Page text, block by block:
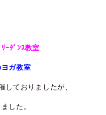
ｰﾀﾞﾝｽ教室
ガ教室
ておりましたが、
した。